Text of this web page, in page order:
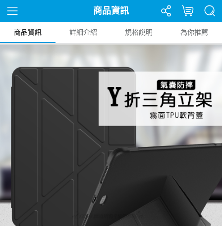
商品資訊
商品資訊 詳細介紹 規格說明 為你推薦